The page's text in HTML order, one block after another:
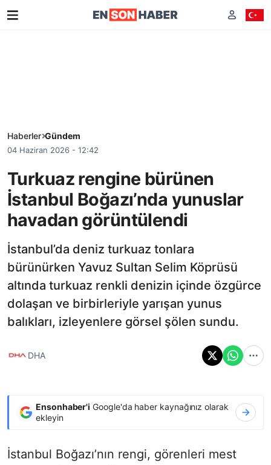
Haberler Gündem
04 Haziran 2026 - 12:42
Turkuaz rengine bürünen
İstanbul Boğazı’nda yunuslar
havadan görüntülendi
İstanbul’da deniz turkuaz tonlara
bürünürken Yavuz Sultan Selim Köprüsü
altında turkuaz renkli denizin içinde özgürce
dolaşan ve birbirleriyle yarışan yunus
balıkları, izleyenlere görsel şölen sundu.
DHA
Ensonhaber'i Google'da haber kaynağınız olarak
ekleyin
İstanbul Boğazı’nın rengi, görenleri mest